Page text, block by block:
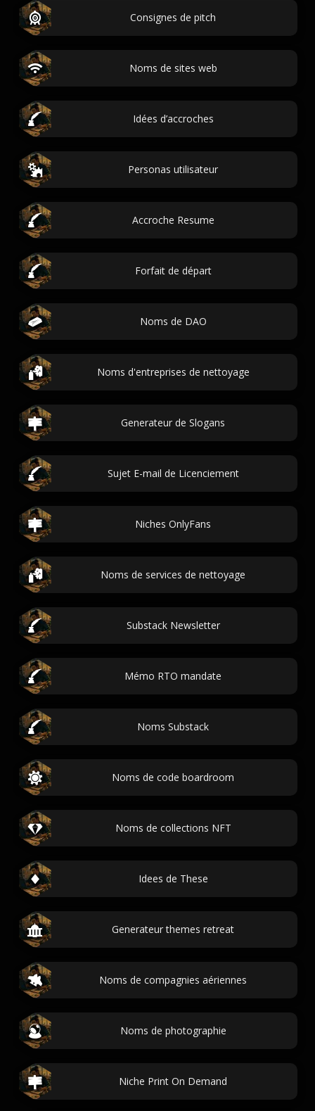
Consignes de pitch
Noms de sites web
Idées d’accroches
Personas utilisateur
Accroche Resume
Forfait de départ
Noms de DAO
Noms d'entreprises de nettoyage
Generateur de Slogans
Sujet E-mail de Licenciement
Niches OnlyFans
Noms de services de nettoyage
Substack Newsletter
Mémo RTO mandate
Noms Substack
Noms de code boardroom
Noms de collections NFT
Idees de These
Generateur themes retreat
Noms de compagnies aériennes
Noms de photographie
Niche Print On Demand